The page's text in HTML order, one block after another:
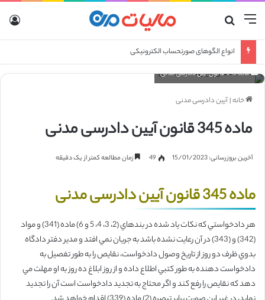
منو
انواع الگوهای صورتحساب الکترونیکی
ماده 345 قانون آیین دادرسی مدنی
خانه|آیین دادرسی مدنی
ماده 345 قانون آیین دادرسی مدنی
آخرین بروزرسانی: 15/01/2023 49 زمان مطالعه کمتر از یک دقیقه
ماده 345 قانون آیین دادرسی مدنی
هر دادخواستي كه نكات ياد شده در بندهاي (2، 3، 4، 5 و 6) ماده (341) و مواد
(342) و (343) در آن رعايت نشده باشد به جريان‌ نمي‌ افتد و مدير دفتر دادگاه
بدوي ظرف دو روز از تاريخ وصول دادخواست، نقايص را به‌ طور تفصيل به‌
دادخواست‌ دهنده به‌ طور كتبي اطلاع داده و از‌ روز ابلاغ ده روز به‌ او مهلت مي‌
دهد كه نقايص را رفع كند و اگر محتاج به تجديد دادخواست است آن را تجديد